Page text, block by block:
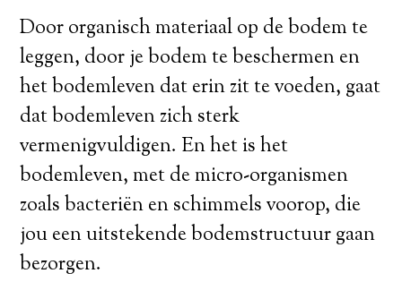
Door organisch materiaal op de bodem te
leggen, door je bodem te beschermen en
het bodemleven dat erin zit te voeden, gaat
dat bodemleven zich sterk
vermenigvuldigen. En het is het
bodemleven, met de micro-organismen
zoals bacteriën en schimmels voorop, die
jou een uitstekende bodemstructuur gaan
bezorgen.